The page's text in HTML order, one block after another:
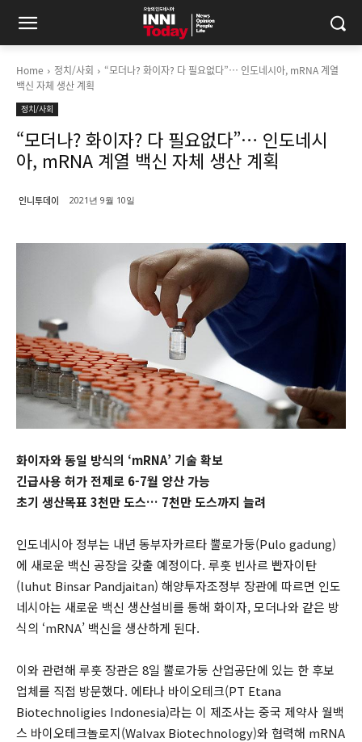
Home 정치/사회
“모더나? 화이자? 다 필요없다”… 인도네시아, mRNA 계열
백신 자체 생산 계획
정치/사회
“모더나? 화이자? 다 필요없다”… 인도네시
아, mRNA 계열 백신 자체 생산 계획
인니투데이 2021년 9월 10일
화이자와 동일 방식의 ‘mRNA’ 기술 확보
긴급사용 허가 전제로 6-7월 양산 가능
초기 생산목표 3천만 도스… 7천만 도스까지 늘려
인도네시아 정부는 내년 동부자카르타 뿔로가둥(Pulo gadung)
에 새로운 백신 공장을 갖출 예정이다. 루훗 빈사르 빤자이탄
(luhut Binsar Pandjaitan) 해양투자조정부 장관에 따르면 인도
네시아는 새로운 백신 생산설비를 통해 화이자, 모더나와 같은 방
식의 ‘mRNA’ 백신을 생산하게 된다.
이와 관련해 루훗 장관은 8일 뿔로가둥 산업공단에 있는 한 후보
업체를 직접 방문했다. 에타나 바이오테크(PT Etana
Biotechnoligies Indonesia)라는 이 제조사는 중국 제약사 월백
스 바이오테크놀로지(Walvax Biotechnology)와 협력해 mRNA